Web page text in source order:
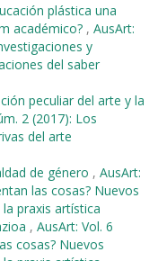
plástica una
académico? , AusArt:
y
del saber
peculiar del arte y la
2 (2017): Los
del arte
de género , AusArt:
las cosas? Nuevos
praxis artística
, AusArt: Vol. 6
cosas? Nuevos